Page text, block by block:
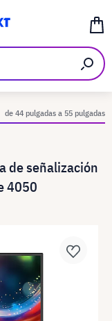
de 44 pulgadas a 55 pulgadas
de señalización
4050